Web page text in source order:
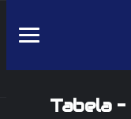
Tabela